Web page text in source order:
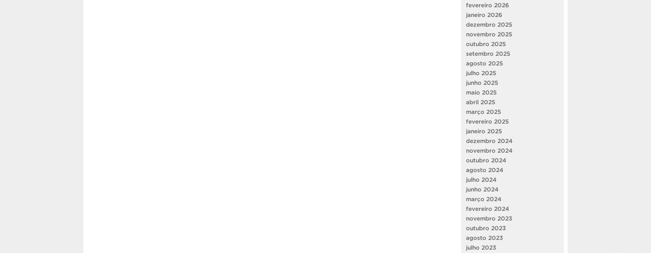
fevereiro 2026
janeiro 2026
dezembro 2025
novembro 2025
outubro 2025
setembro 2025
agosto 2025
julho 2025
junho 2025
maio 2025
abril 2025
março 2025
fevereiro 2025
janeiro 2025
dezembro 2024
novembro 2024
outubro 2024
agosto 2024
julho 2024
junho 2024
março 2024
fevereiro 2024
novembro 2023
outubro 2023
agosto 2023
julho 2023